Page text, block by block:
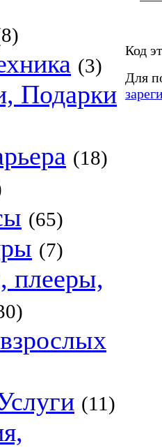
(3)
Подарки
(18)
(65)
(7)
плееры,
(11)
Код
Для